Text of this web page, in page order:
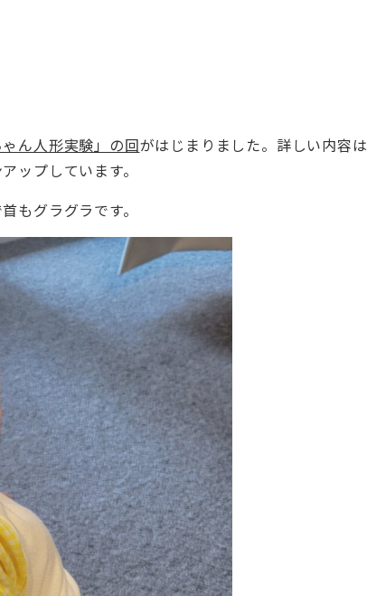
ゃん人形実験」の回がはじまりました。詳しい内容は
ップしています。
もグラグラです。